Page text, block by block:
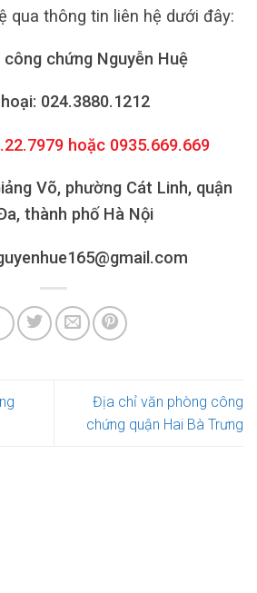
qua thông tin liên hệ dưới đây:
chứng Nguyễn Huệ
024.3880.1212
hoặc 0935.669.669
Võ, phường Cát Linh, quận
thành phố Hà Nội
Địa chỉ văn phòng công
chứng quận Hai Bà Trưng